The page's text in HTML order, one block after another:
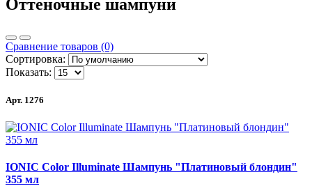
Оттеночные шампуни
Сравнение товаров (0)
Сортировка:
Показать:
Арт. 1276
IONIC Color Illuminate Шампунь "Платиновый блондин"
355 мл